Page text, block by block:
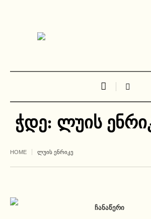
ჭდე: ლუის
HOME ᲚᲣᲘᲡ ᲔᲜᲠᲘᲙᲔ
ᲩᲐᲜᲐᲬᲔᲠᲘ